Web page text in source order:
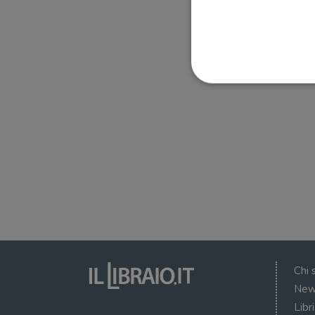
Chi
I cookie strettamente
wordpress_sec_[hash]
CookieScriptConsent